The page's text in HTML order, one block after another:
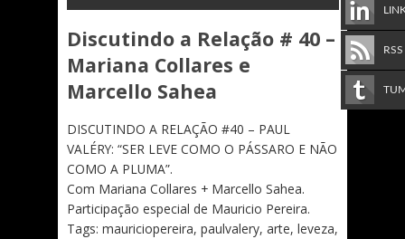
Discutindo a Relação # 40 –
Mariana Collares e
Marcello Sahea
DISCUTINDO A RELAÇÃO #40 – PAUL
VALÉRY: “SER LEVE COMO O PÁSSARO E NÃO
COMO A PLUMA”.
Com Mariana Collares + Marcello Sahea.
Participação especial de Mauricio Pereira.
Tags: mauriciopereira, paulvalery, arte, leveza,
RSS